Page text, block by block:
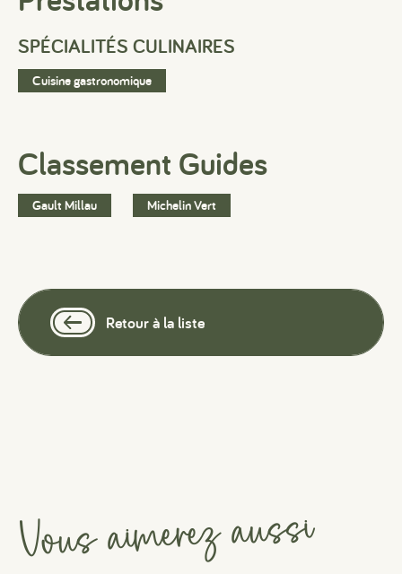
SPÉCIALITÉS CULINAIRES
Cuisine gastronomique
Classement Guides
Gault Millau Michelin Vert
Retour à la liste
Vous aimerez aussi
# # #